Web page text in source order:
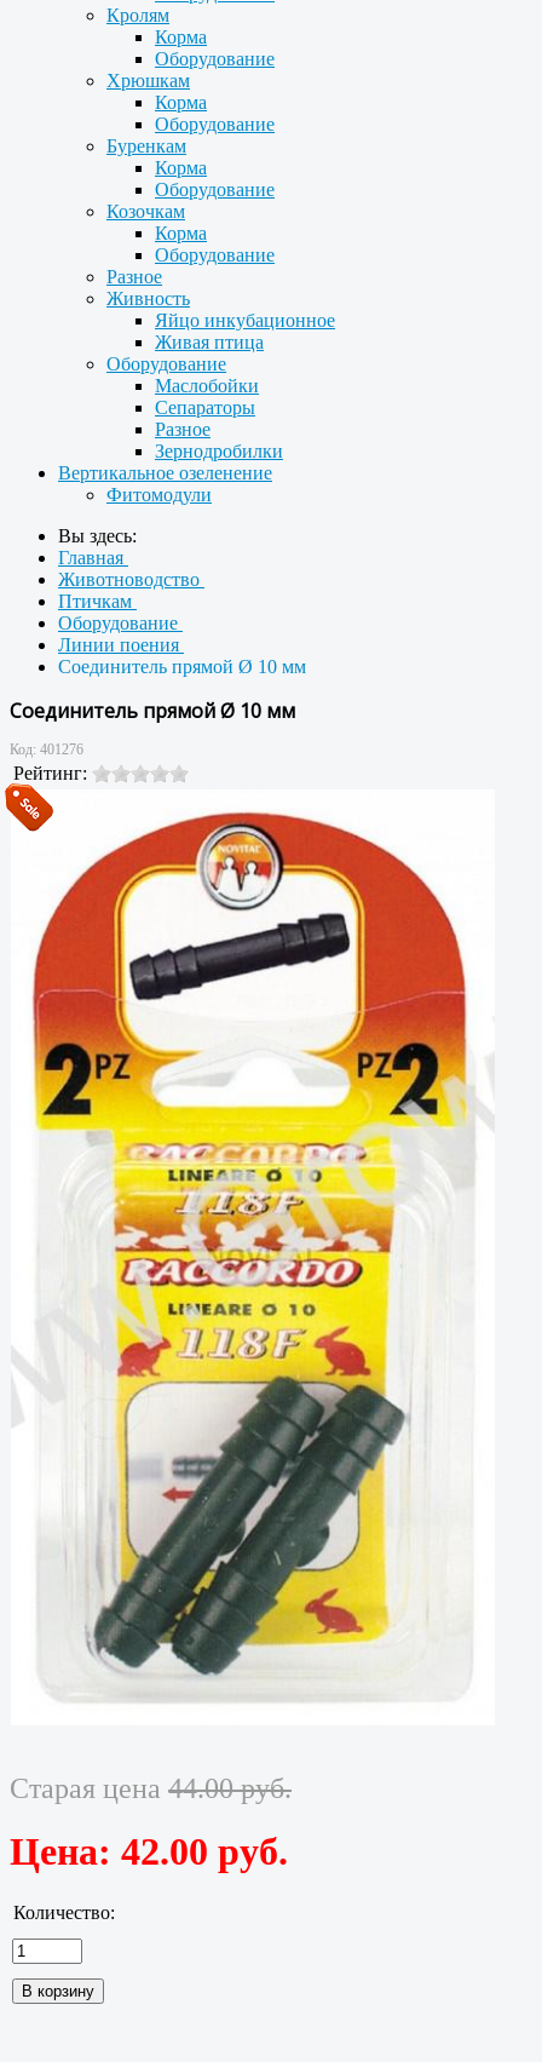
Кролям
Корма
Оборудование
Хрюшкам
Корма
Оборудование
Буренкам
Корма
Оборудование
Козочкам
Корма
Оборудование
Разное
Живность
Яйцо инкубационное
Живая птица
Оборудование
Маслобойки
Сепараторы
Разное
Зернодробилки
Вертикальное озеленение
Фитомодули
Вы здесь:
Главная
Животноводство
Птичкам
Оборудование
Линии поения
Соединитель прямой Ø 10 мм
Соединитель прямой Ø 10 мм
Код: 401276
Рейтинг:
Старая цена 44.00 руб.
Цена: 42.00 руб.
Количество: